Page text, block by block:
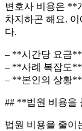
변호사 비용은 **
차지하곤 해요.
다.
– **시간당 요금**
– **사례 복잡도**
– **본인의 상황**
## **법원 비용을
법원 비용을 줄이